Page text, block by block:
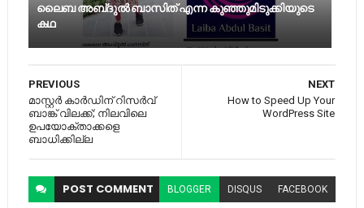
ലൈബ അബ്​ദുൽ ബാസിത്​ എന്ന കുഞ്ഞുമിടുക്കിയുടെ
കഥ
NEXT
How to Speed Up Your
WordPress Site
PREVIOUS
മാസ്റ്റർ കാർഡിന് റിസർവ്
ബാങ്ക് വിലക്ക്; നിലവിലെ
ഉപയോക്താക്കളെ
ബാധിക്കില്ല
POST COMMENT BLOGGER DISQUS FACEBOOK